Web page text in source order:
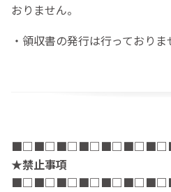
おりません。
・領収書の発行は行っており
■□■□■□■□■□■□■□
★禁止事項
■□■□■□■□■□■□■□